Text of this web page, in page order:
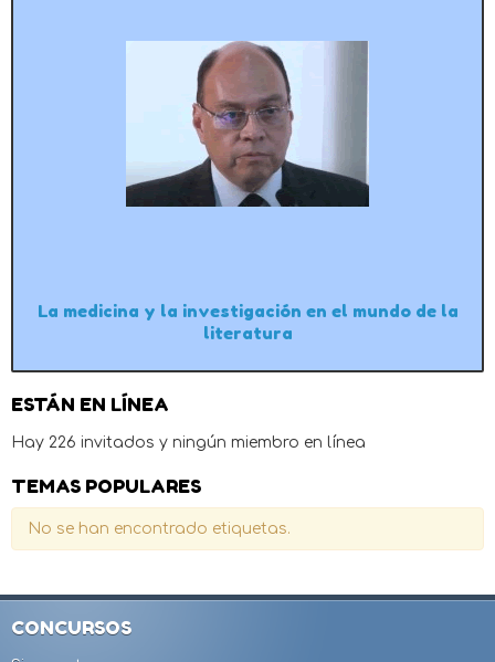
La medicina y la investigación en el mundo de la
literatura
ESTÁN EN LÍNEA
Hay 226 invitados y ningún miembro en línea
TEMAS POPULARES
No se han encontrado etiquetas.
CONCURSOS